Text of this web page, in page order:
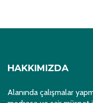
HAKKIMIZDA
Alanında çalışmalar